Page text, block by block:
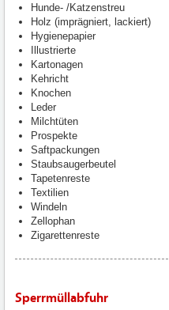
Hunde- /Katzenstreu
Holz (imprägniert, lackiert)
Hygienepapier
Illustrierte
Kartonagen
Kehricht
Knochen
Leder
Milchtüten
Prospekte
Saftpackungen
Staubsaugerbeutel
Tapetenreste
Textilien
Windeln
Zellophan
Zigarettenreste
Sperrmüllabfuhr